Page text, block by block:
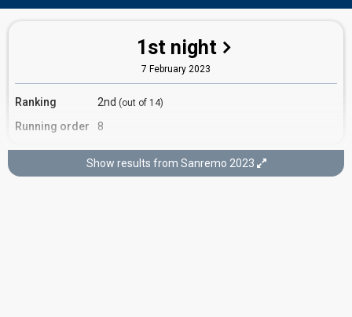
1st night
7 February 2023
Ranking 2nd (out of 14)
Running order 8
3rd night
Show results from Sanremo 2023